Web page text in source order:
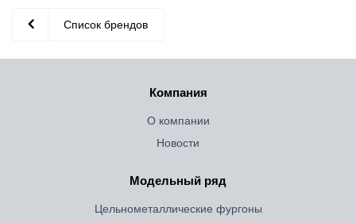
Список брендов
Компания
О компании
Новости
Модельный ряд
Цельнометаллические фургоны